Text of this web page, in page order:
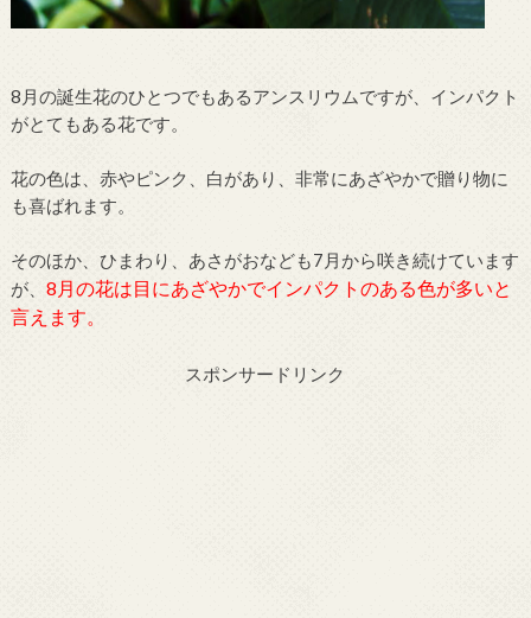
8月の誕生花のひとつでもあるアンスリウムですが、インパクト
がとてもある花です。
花の色は、赤やピンク、白があり、非常にあざやかで贈り物に
も喜ばれます。
そのほか、ひまわり、あさがおなども7月から咲き続けています
が、 8月の花は目にあざやかでインパクトのある色が多いと
言えます。
スポンサードリンク